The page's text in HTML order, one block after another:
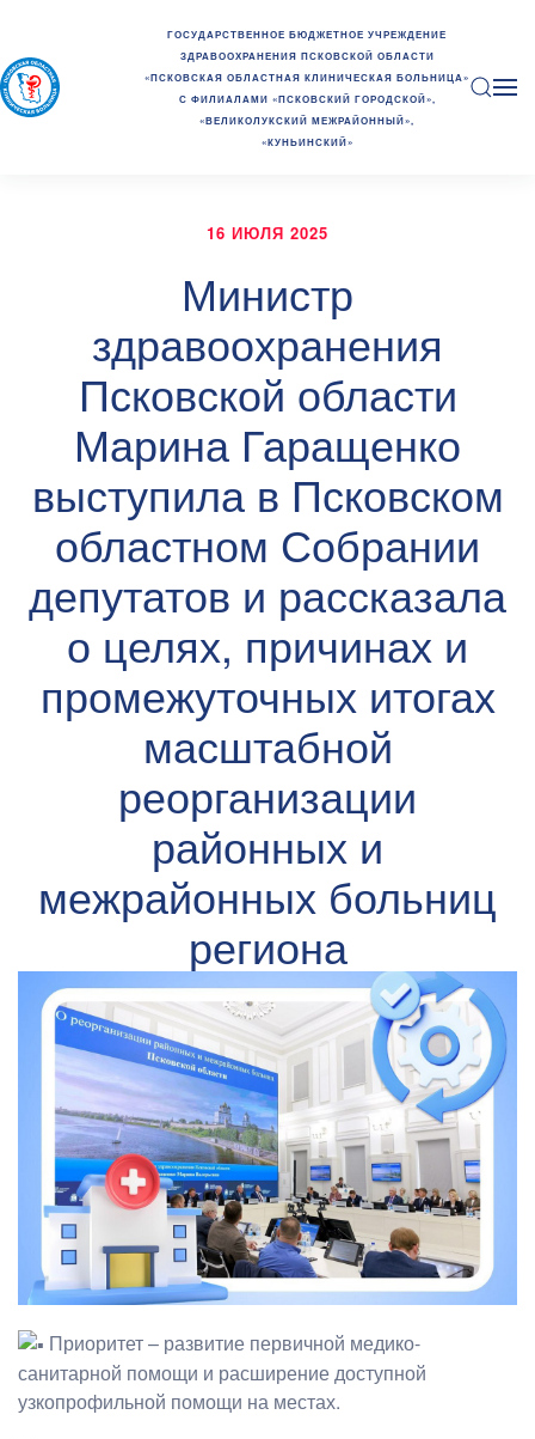
ГОСУДАРСТВЕННОЕ БЮДЖЕТНОЕ УЧРЕЖДЕНИЕ
ЗДРАВООХРАНЕНИЯ ПСКОВСКОЙ ОБЛАСТИ
«ПСКОВСКАЯ ОБЛАСТНАЯ КЛИНИЧЕСКАЯ БОЛЬНИЦА»
С ФИЛИАЛАМИ «ПСКОВСКИЙ ГОРОДСКОЙ»,
«ВЕЛИКОЛУКСКИЙ МЕЖРАЙОННЫЙ»,
«КУНЬИНСКИЙ»
16 ИЮЛЯ 2025
Министр
здравоохранения
Псковской области
Марина Гаращенко
выступила в Псковском
областном Собрании
депутатов и рассказала
о целях, причинах и
промежуточных итогах
масштабной
реорганизации
районных и
межрайонных больниц
региона
Приоритет – развитие первичной медико-
санитарной помощи и расширение доступной
узкопрофильной помощи на местах.